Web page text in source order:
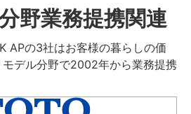
野業務提携関連
APの3社はお客様の暮らしの価
デル分野で2002年から業務提携